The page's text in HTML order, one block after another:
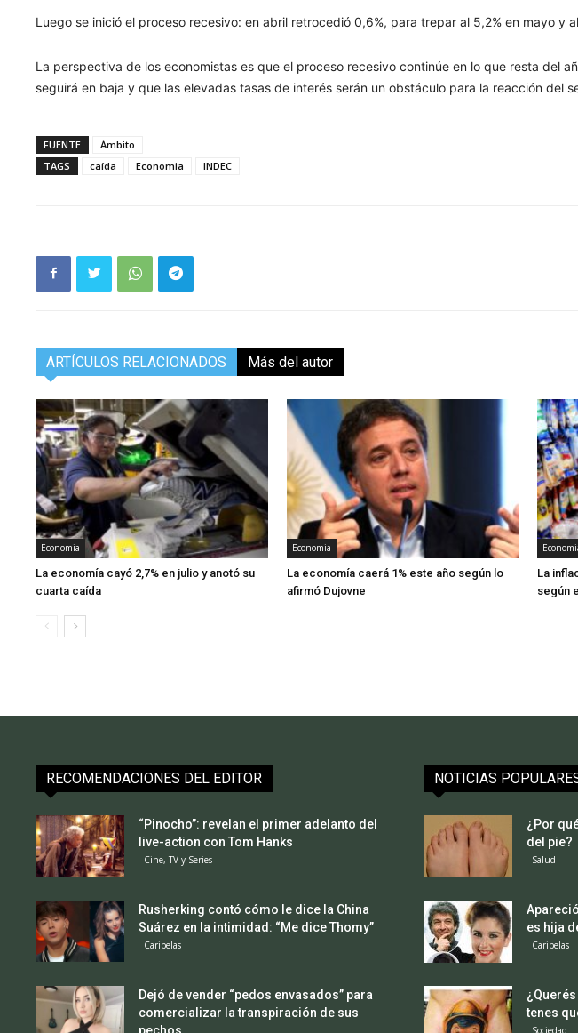
Luego se inició el proceso recesivo: en abril retrocedió 0,6%, para trepar al 5,2% en mayo y
La perspectiva de los economistas es que el proceso recesivo continúe en lo que resta del
seguirá en baja y que las elevadas tasas de interés serán un obstáculo para la reacción del
FUENTE
Ámbito
TAGS
caída Economia INDEC
ARTÍCULOS RELACIONADOS Más del autor
Economia
La economía cayó 2,7% en julio y anotó su
cuarta caída
Economia
La economía caerá 1% este año según lo
afirmó Dujovne
La
según
RECOMENDACIONES DEL EDITOR
“Pinocho”: revelan el primer adelanto del
live-action con Tom Hanks
Cine, TV y Series
Rusherking contó cómo le dice la China
Suárez en la intimidad: “Me dice Thomy”
Caripelas
Dejó de vender “pedos envasados” para
comercializar la transpiración de sus
NOTICIAS
¿Por
del pie?
Salud
es hija
Caripelas
tenes